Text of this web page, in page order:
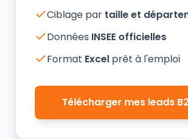
Ciblage par taille et
Données INSEE officielles
Format Excel prêt à l'emploi
Télécharger mes leads